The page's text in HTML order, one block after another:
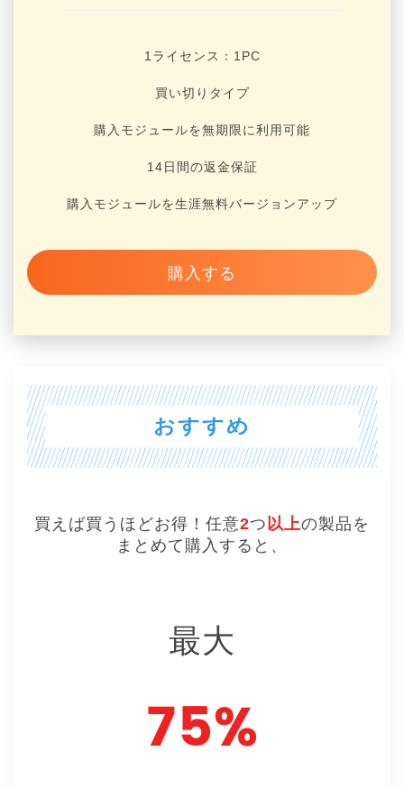
1ライセンス：1 PC
買い切りタイプ
購入モジュールを無期限に利用可能
14日間の返金保証
購入モジュールを生涯無料バージョンアップ
購入する
おすすめ
買えば買うほどお得！任意2つ以上の製品を
まとめて購入すると、
最大
75%